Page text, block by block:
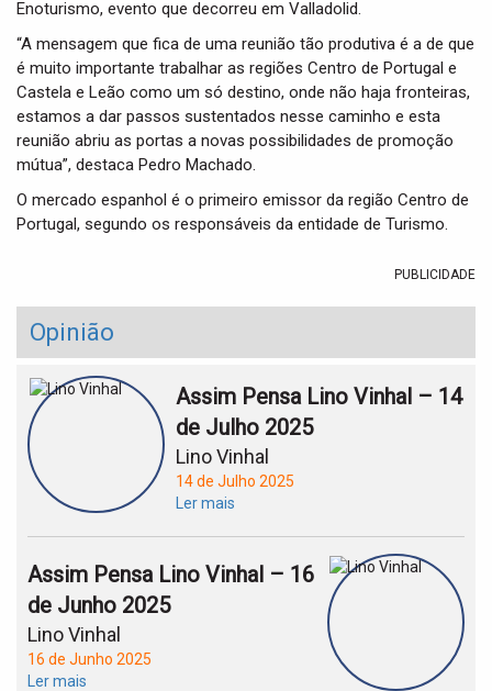
Enoturismo, evento que decorreu em Valladolid.
“A mensagem que fica de uma reunião tão produtiva é a de que
é muito importante trabalhar as regiões Centro de Portugal e
Castela e Leão como um só destino, onde não haja fronteiras,
estamos a dar passos sustentados nesse caminho e esta
reunião abriu as portas a novas possibilidades de promoção
mútua”, destaca Pedro Machado.
O mercado espanhol é o primeiro emissor da região Centro de
Portugal, segundo os responsáveis da entidade de Turismo.
PUBLICIDADE
Opinião
Assim Pensa Lino Vinhal – 14
de Julho 2025
Lino Vinhal
14 de Julho 2025
Ler mais
Assim Pensa Lino Vinhal – 16
de Junho 2025
Lino Vinhal
16 de Junho 2025
Ler mais